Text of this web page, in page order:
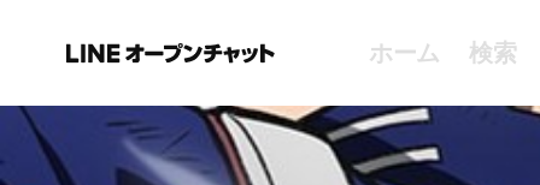
ホーム 検索